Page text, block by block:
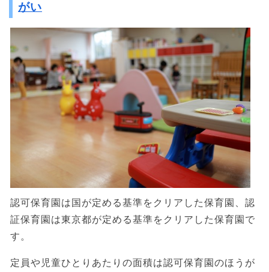
がい
認可保育園は国が定める基準をクリアした保育園、認
証保育園は東京都が定める基準をクリアした保育園で
す。
定員や児童ひとりあたりの面積は認可保育園のほうが